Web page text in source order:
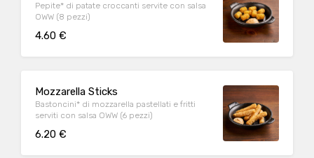
Pepite* di patate croccanti servite con salsa
OWW (8 pezzi)
4.60 €
Mozzarella Sticks
Bastoncini* di mozzarella pastellati e fritti
serviti con salsa OWW (6 pezzi)
6.20 €